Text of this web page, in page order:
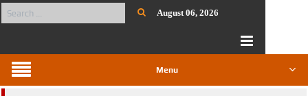
August 06, 2026
Menu